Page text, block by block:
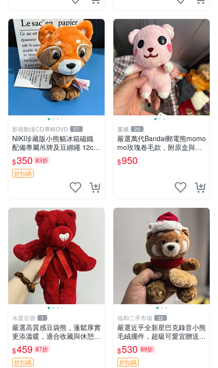
影視動漫CD專輯DVD 57
NIKI珍藏版小熊貓冰箱磁鐵
配備專屬吊牌及豆綁繩 12cm
廢品嚴選 好評推薦 小熊貓冰
箱貼 磁鐵掛件 冰箱飾品
$350 83折
折扣碼
董藏 29
嚴選萬代Bandai郵電熊momo
mo玫瑰卷毛款，附原盒與吊
牌，粉嫩可愛入手即柔軟～
玫瑰卷毛 郵電熊 正品
$950
水星百貨 1
嚴選高質感豆袋熊，蓬鬆厚實
更添溫暖，適合收藏與休憩。
前胸填充飽滿，背部亦具優雅
設計。 豆袋熊 保暖 溫柔 蓬
松
$459 87折
折扣碼
福和二手市場 32
嚴選近乎全新星巴克錄音小熊
毛絨擺件，超級可愛宜贈送掛
飾 錄音小熊 毛絨擺件 贈品
$530 89折
折扣碼